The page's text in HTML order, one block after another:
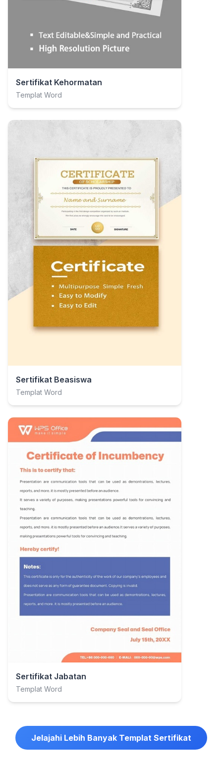
Sertifikat Kehormatan
Templat Word
Sertifikat Beasiswa
Templat Word
Sertifikat Jabatan
Templat Word
Jelajahi Lebih Banyak Templat Sertifikat